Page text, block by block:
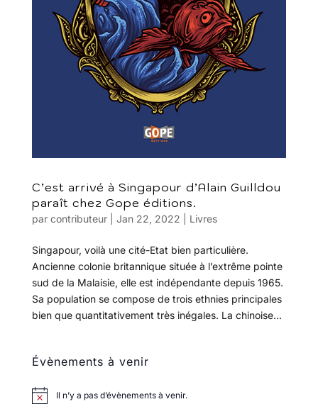
C’est arrivé à Singapour d’Alain Guilldou
paraît chez Gope éditions.
par contributeur| Jan 22, 2022 Livres
Singapour, voilà une cité-Etat bien particulière.
Ancienne colonie britannique située à l’extrême pointe
sud de la Malaisie, elle est indépendante depuis 1965.
Sa population se compose de trois ethnies principales
bien que quantitativement très inégales. La chinoise...
Évènements à venir
Il n’y a pas d’évènements à venir.